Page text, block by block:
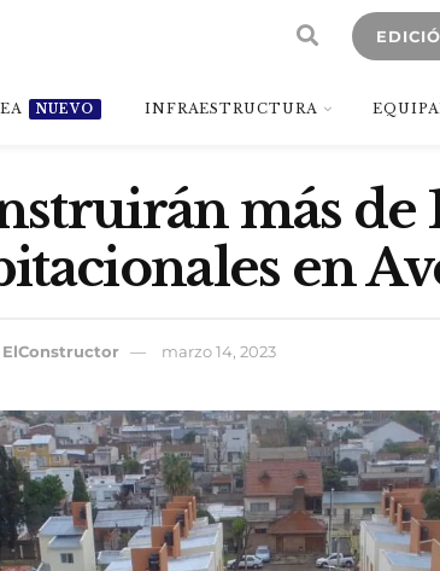
NUEVO INFRAESTRUCTURA
más de
en
ElConstructor marzo 14, 2023